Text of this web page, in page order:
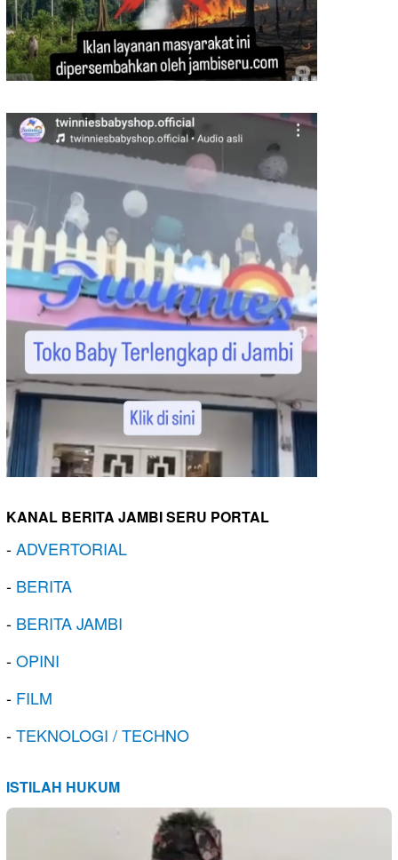
KANAL BERITA JAMBI SERU PORTAL
-ADVERTORIAL
- BERITA
- BERITA JAMBI
-OPINI
- FILM
-TEKNOLOGI / TECHNO
ISTILAH HUKUM